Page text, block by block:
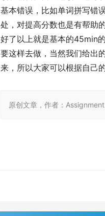
基本错误，比如单词拼写错
处，对提高分数也是有帮助的
好了以上就是基本的45min
要这样去做，当然我们给出
来，所以大家可以根据自己
原创文章，作者：